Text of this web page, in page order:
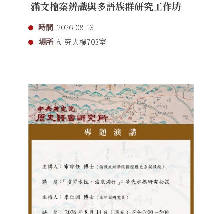
滿文檔案辨識與多語族群研究工作坊
時間 2026-08-13
場所 研究大樓703室